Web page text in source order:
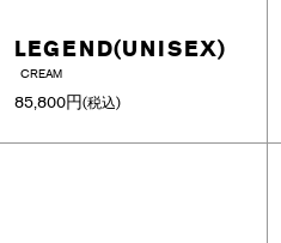
LEGEND(UNISEX)
CREAM
85,800円(税込)